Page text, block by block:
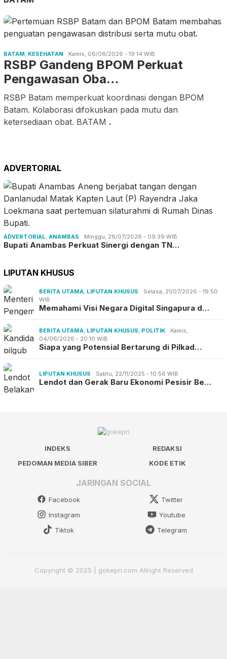
BATAM, KESEHATAN Kamis, 06/08/2026 - 19:14 WIB
RSBP Gandeng BPOM Perkuat
Pengawasan Oba…
RSBP Batam memperkuat koordinasi dengan BPOM
Batam. Kolaborasi difokuskan pada mutu dan
ketersediaan obat. BATAM .
ADVERTORIAL
ADVERTORIAL, ANAMBAS Minggu, 26/07/2026 - 09:39 WIB
Bupati Anambas Perkuat Sinergi dengan TN…
LIPUTAN KHUSUS
BERITA UTAMA, LIPUTAN KHUSUS
Selasa, 21/07/2026 - 19:50
WIB
Memahami Visi Negara Digital Singapura d…
BERITA UTAMA, LIPUTAN KHUSUS, POLITIK
Kamis,
04/06/2026 - 20:10 WIB
Siapa yang Potensial Bertarung di Pilkad…
LIPUTAN KHUSUS Sabtu, 22/11/2025 - 10:56 WIB
Lendot dan Gerak Baru Ekonomi Pesisir Be…
INDEKS
REDAKSI
PEDOMAN MEDIA SIBER
KODE ETIK
JARINGAN SOCIAL
Facebook
Twitter
Instagram
Youtube
Tiktok
Telegram
Copyright © 2025 | gokepri.com Allright Reserved